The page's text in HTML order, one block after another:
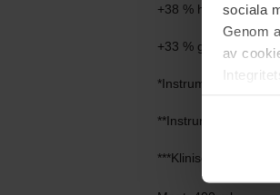
sociala
Genom
av
+38 % hydratatie**
+33 % gladdere
*Instrumentele test.
**Instrumentele test.
***Klinische test bij